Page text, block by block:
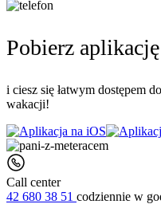
Pobierz
i ciesz się łatwym dostępem
wakacji!
Call center
42 680 38 51 codziennie w